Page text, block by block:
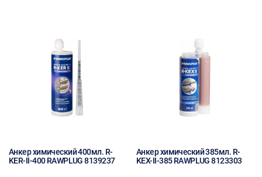
Анкер химический 400мл. R-
KER-II-400 RAWPLUG 8139237
Анкер химический 385мл. R-
KEX-II-385 RAWPLUG 8123303